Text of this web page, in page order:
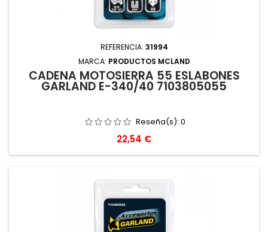
REFERENCIA: 31994
MARCA: PRODUCTOS MCLAND
CADENA MOTOSIERRA 55 ESLABONES
GARLAND E-340/40 7103805055
Reseña(s): 0
Precio
22,54 €